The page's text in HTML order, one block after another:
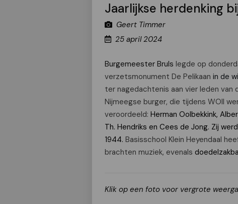
Jaarlijkse herdenking
Geert Timmer
25 april 2024
Burgemeester Bruls legde op
verzetsmonument De Pelikaan in de
ter nagedachtenis aan vier leden
Nijmeegse burger, die tijdens WOII
veroordeeld: Herman Oolbekkink,
Th. Hendriks en Cees de Jong. Zij
1944. Basisschool Klein Heyendaal
brachten muziek, evenals
Klik op een foto voor vergrote